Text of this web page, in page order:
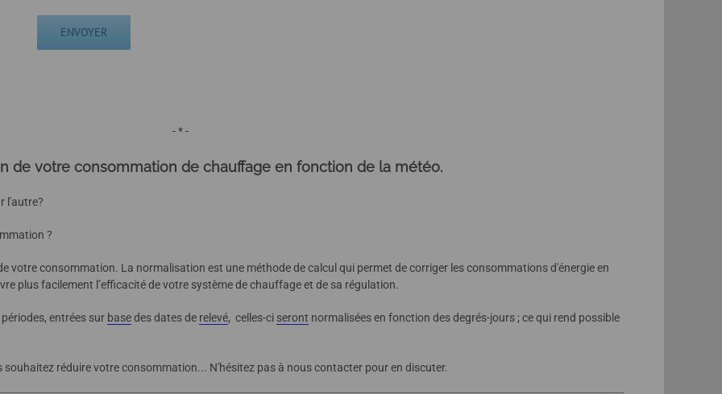
- * -
de votre consommation de chauffage en fonction de la météo.
l'autre?
?
votre consommation. La normalisation est une méthode de calcul qui permet de corriger les consommations d'énergie en
plus facilement l’efficacité de votre système de chauffage et de sa régulation.
entrées sur basedes dates de relevé, celles-ci seront normalisées en fonction des degrés-jours ; ce qui rend possible
réduire votre consommation... N'hésitez pas à nous contacter pour en discuter.